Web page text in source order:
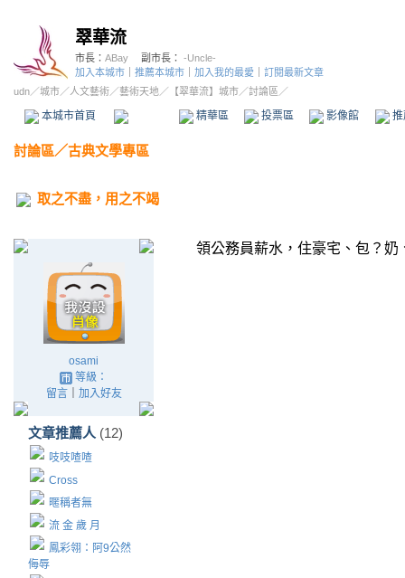
翠華流
市長： ABay 副市長： -Uncle-
加入本城市
推薦本城市 加入我的最愛
訂閱最新文章
udn／城市／人文藝術／藝術天地／ 【翠華流】城市／討論區／
本城市首頁 精華區 投票區 影像館
討論區／古典文學專區
取之不盡，用之不竭
osami
等級：
留言｜ 加入好友
文章推薦人 (12)
吱吱喳喳
Cross
暱稱者無
流 金 歲 月
鳳彩翎：阿9公然
侮辱
領公務員薪水，住豪宅、包？奶